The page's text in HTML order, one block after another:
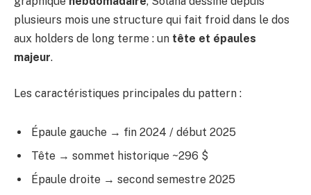
plusieurs mois une structure qui fait froid dans le dos
aux holders de long terme : un tête et épaules
majeur.
Les caractéristiques principales du pattern :
Épaule gauche → fin 2024 / début 2025
Tête → sommet historique ~296 $
Épaule droite → second semestre 2025